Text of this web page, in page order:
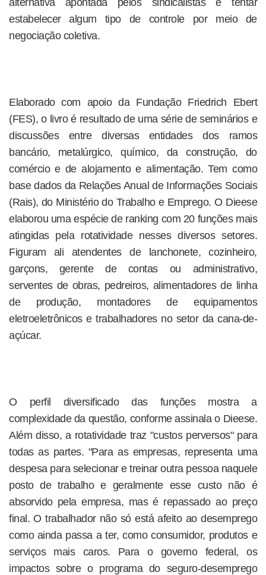
alternativa apontada pelos sindicalistas é tentar
estabelecer algum tipo de controle por meio de
negociação coletiva.
Elaborado com apoio da Fundação Friedrich Ebert
(FES), o livro é resultado de uma série de seminários e
discussões entre diversas entidades dos ramos
bancário, metalúrgico, químico, da construção, do
comércio e de alojamento e alimentação. Tem como
base dados da Relações Anual de Informações Sociais
(Rais), do Ministério do Trabalho e Emprego. O Dieese
elaborou uma espécie de ranking com 20 funções mais
atingidas pela rotatividade nesses diversos setores.
Figuram ali atendentes de lanchonete, cozinheiro,
garçons, gerente de contas ou administrativo,
serventes de obras, pedreiros, alimentadores de linha
de produção, montadores de equipamentos
eletroeletrônicos e trabalhadores no setor da cana-de-
açúcar.
O perfil diversificado das funções mostra a
complexidade da questão, conforme assinala o Dieese.
Além disso, a rotatividade traz "custos perversos" para
todas as partes. "Para as empresas, representa uma
despesa para selecionar e treinar outra pessoa naquele
posto de trabalho e geralmente esse custo não é
absorvido pela empresa, mas é repassado ao preço
final. O trabalhador não só está afeito ao desemprego
como ainda passa a ter, como consumidor, produtos e
serviços mais caros. Para o governo federal, os
impactos sobre o programa do seguro-desemprego